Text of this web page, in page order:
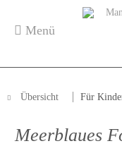
Menü
Übersicht Für
Meerblaues